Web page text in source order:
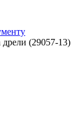
(29057-13)